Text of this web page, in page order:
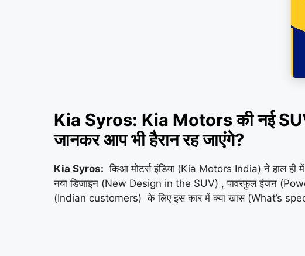
Kia Syros: Kia Motors की नई SUV
जानकर आप भी हैरान रह जाएंगे?
Kia Syros: किआ मोटर्स इंडिया (Kia Motors India) ने हाल
नया डिजाइन (New Design in the SUV) , पावरफुल इंजन
(Indian customers) के लिए इस कार में क्या खास (What’s